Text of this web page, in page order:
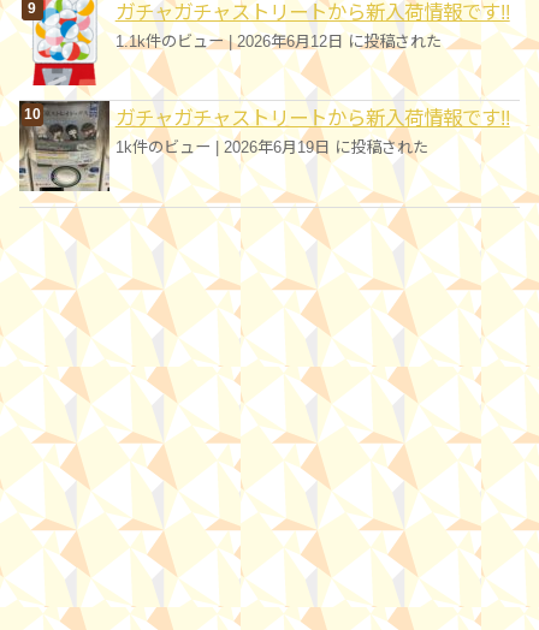
ガチャガチャストリートから新入荷情報です!!
1.1k件のビュー|2026年6月12日 に投稿された
ガチャガチャストリートから新入荷情報です!!
1k件のビュー 2026年6月19日 に投稿された